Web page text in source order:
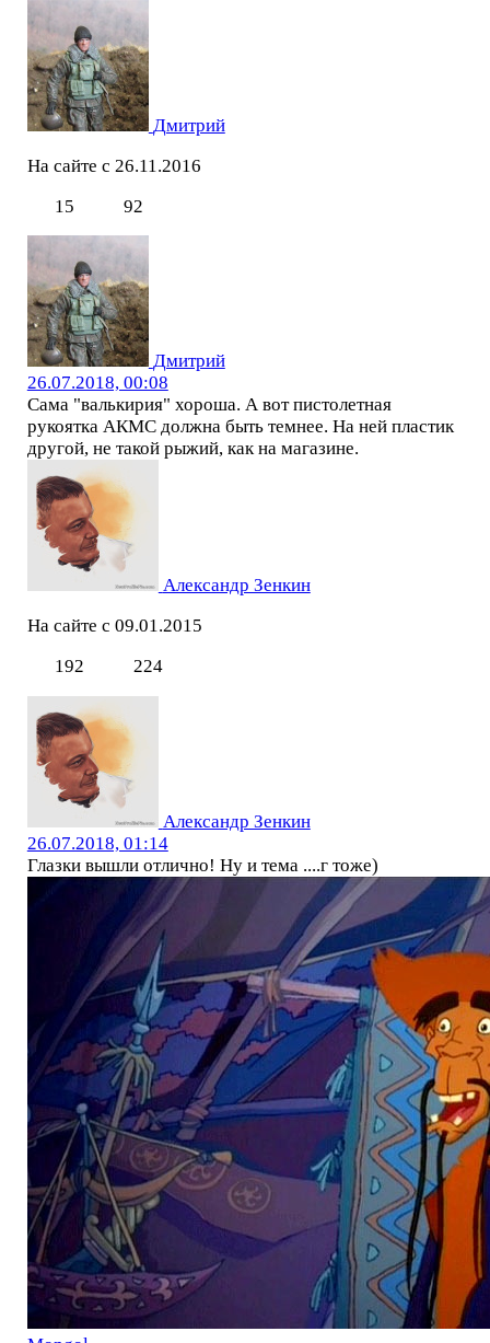
Дмитрий
На сайте с 26.11.2016
15
92
Дмитрий
26.07.2018, 00:08
Сама "валькирия" хороша. А вот пистолетная
рукоятка АКМС должна быть темнее. На ней пластик
другой, не такой рыжий, как на магазине.
Александр Зенкин
На сайте с 09.01.2015
192
224
Александр Зенкин
26.07.2018, 01:14
Глазки вышли отлично! Ну и тема ....г тоже)